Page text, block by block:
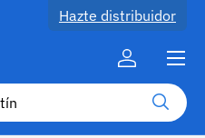
Hazte distribuidor
Buscar
Cuenta
Menú